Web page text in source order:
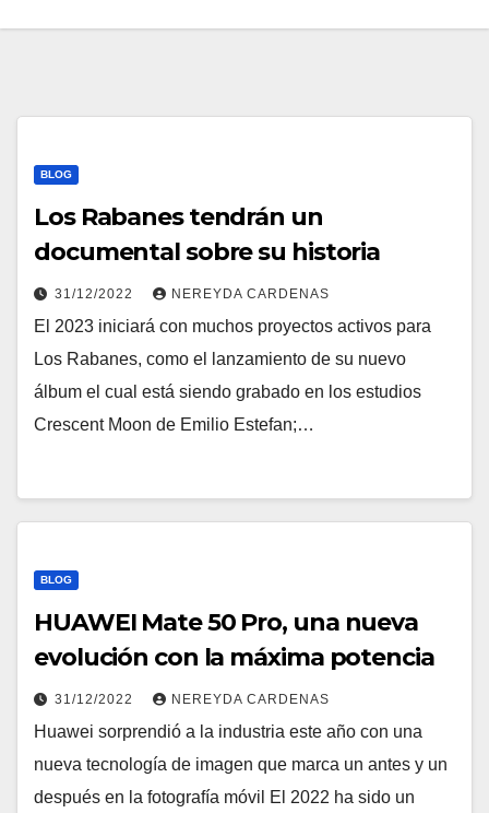
BLOG
Los Rabanes tendrán un
documental sobre su historia
31/12/2022 NEREYDA CARDENAS
El 2023 iniciará con muchos proyectos activos para
Los Rabanes, como el lanzamiento de su nuevo
álbum el cual está siendo grabado en los estudios
Crescent Moon de Emilio Estefan;…
BLOG
HUAWEI Mate 50 Pro, una nueva
evolución con la máxima potencia
31/12/2022 NEREYDA CARDENAS
Huawei sorprendió a la industria este año con una
nueva tecnología de imagen que marca un antes y un
después en la fotografía móvil El 2022 ha sido un